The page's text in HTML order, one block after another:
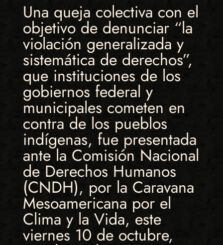
Una queja colectiva con el
objetivo de denunciar “la
violación generalizada y
sistemática de derechos”,
que instituciones de los
gobiernos federal y
municipales cometen en
contra de los pueblos
indígenas, fue presentada
ante la Comisión Nacional
de Derechos Humanos
(CNDH), por la Caravana
Mesoamericana por el
Clima y la Vida, este
viernes 10 de octubre,